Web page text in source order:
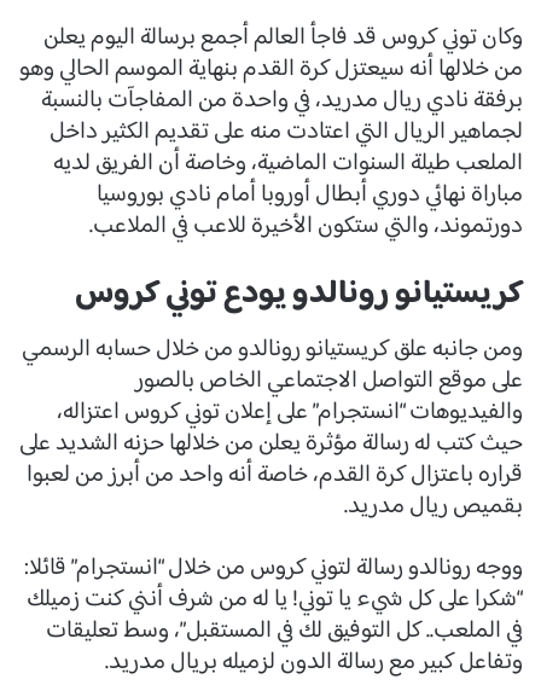
وكان توني كروس قد فاجأ العالم أجمع برسالة اليوم يعلن
من خلالها أنه سيعتزل كرة القدم بنهاية الموسم الحالي وهو
برفقة نادي ريال مدريد، في واحدة من المفاجآت بالنسبة
لجماهير الريال التي اعتادت منه على تقديم الكثير داخل
الملعب طيلة السنوات الماضية، وخاصة أن الفريق لديه
مباراة نهائي دوري أبطال أوروبا أمام نادي بوروسيا
دورتموند، والتي ستكون الأخيرة للاعب في الملاعب.
كريستيانو رونالدو يودع توني كروس
ومن جانبه علق كريستيانو رونالدو من خلال حسابه الرسمي
على موقع التواصل الاجتماعي الخاص بالصور
والفيديوهات “انستجرام” على إعلان توني كروس اعتزاله،
حيث كتب له رسالة مؤثرة يعلن من خلالها حزنه الشديد على
قراره باعتزال كرة القدم، خاصة أنه واحد من أبرز من لعبوا
بقميص ريال مدريد.
ووجه رونالدو رسالة لتوني كروس من خلال “انستجرام” قائلا:
“شكرا على كل شيء يا توني! يا له من شرف أنني كنت زميلك
في الملعب.. كل التوفيق لك في المستقبل”، وسط تعليقات
وتفاعل كبير مع رسالة الدون لزميله بريال مدريد.